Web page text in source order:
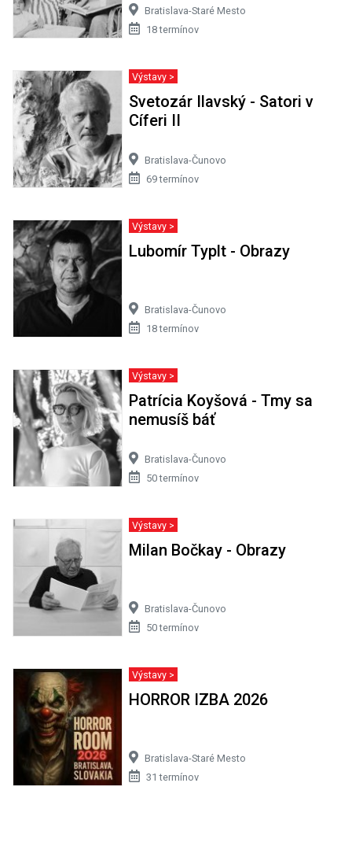
Bratislava-Staré Mesto
18 termínov
Výstavy >
Svetozár Ilavský - Satori v
Cíferi II
Bratislava-Čunovo
69 termínov
Výstavy >
Lubomír Typlt - Obrazy
Bratislava-Čunovo
18 termínov
Výstavy >
Patrícia Koyšová - Tmy sa
nemusíš báť
Bratislava-Čunovo
50 termínov
Výstavy >
Milan Bočkay - Obrazy
Bratislava-Čunovo
50 termínov
Výstavy >
HORROR IZBA 2026
Bratislava-Staré Mesto
31 termínov